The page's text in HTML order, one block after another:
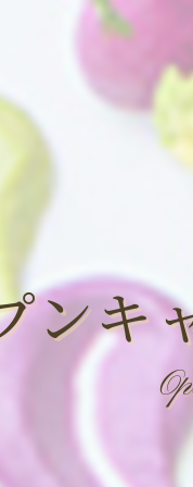
ンキ